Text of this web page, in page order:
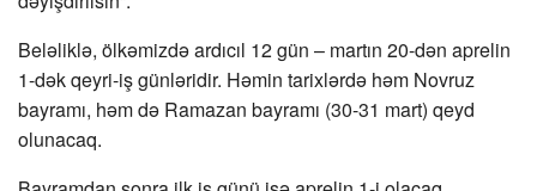
Beləliklə, ölkəmizdə ardıcıl 12 gün – martın 20-dən aprelin
1-dək qeyri-iş günləridir. Həmin tarixlərdə həm Novruz
bayramı, həm də Ramazan bayramı (30-31 mart) qeyd
olunacaq.